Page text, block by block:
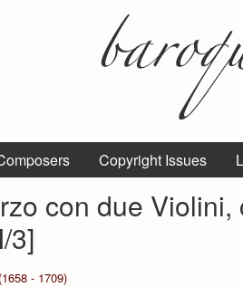
Copyright Issues
con due
3]
- 1709)